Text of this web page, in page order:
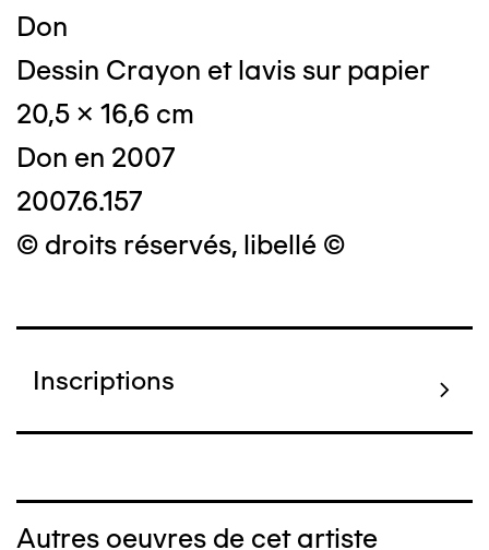
Don
Dessin Crayon et lavis sur papier
20,5 x 16,6 cm
Don en 2007
2007.6.157
© droits réservés, libellé ©
Inscriptions
Autres oeuvres de cet artiste